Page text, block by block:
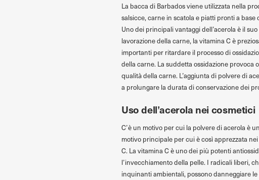
La bacca di Barbados viene utilizzata nella
salsicce, carne in scatola e piatti pronti a
Uno dei principali vantaggi dell’acerola è il
lavorazione della carne, la vitamina C è
importanti per ritardare il processo di
della carne. La suddetta ossidazione provoca
qualità della carne. L’aggiunta di polvere di
a prolungare la durata di conservazione dei
Uso dell’acerola nei cosmetici
C’è un motivo per cui la polvere di acerola è
motivo principale per cui è così apprezzata
C. La vitamina C è uno dei più potenti
l’invecchiamento della pelle. I radicali liberi,
inquinanti ambientali, possono danneggiare